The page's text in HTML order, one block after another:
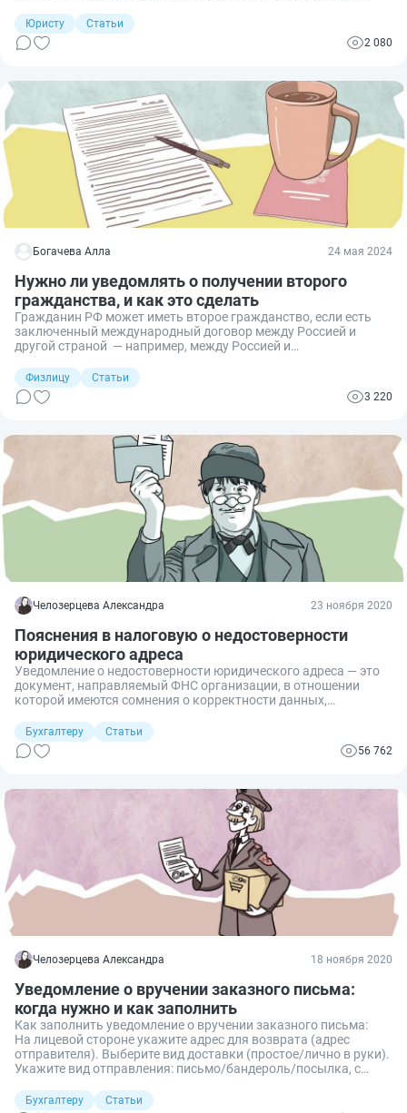
документ о перевозке, который необходимо направить в
органы ГИБДД. Подать его допускается как на бумажном
носителе, так и в режиме онлайн. Разберем, как уведомить
Юристу
Статьи
2 080
Богачева Алла 24 мая 2024
Нужно ли уведомлять о получении второго
гражданства, и как это сделать
Гражданин РФ может иметь второе гражданство, если есть
заключенный международный договор между Россией и
другой страной — например, между Россией и
гражданство называется множественным. Возникает
резонный вопрос: надо ли уведомить об этом какие-либо
органы и какой порядок?
Физлицу
Статьи
3 220
Челозерцева Александра 23 ноября 2020
Пояснения в налоговую о недостоверности
юридического адреса
Уведомление о недостоверности юридического адреса — это
документ, направляемый ФНС организации, в отношении
которой имеются сомнения о корректности данных,
Бухгалтеру
Статьи
56 762
Челозерцева Александра 18 ноября 2020
Уведомление о вручении заказного письма:
когда нужно и как заполнить
Как заполнить уведомление о вручении заказного письма:
На лицевой стороне укажите адрес для возврата (адрес
отправителя). Выберите вид доставки (простое/лично в руки).
Укажите вид отправления: письмо/бандероль/посылка, с
адрес получателя.
Бухгалтеру
Статьи